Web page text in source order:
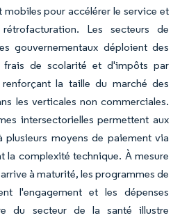
pour accélérer le service et
Les secteurs de
gouvernementaux déploient des
de scolarité et d'impôts par
la taille du marché des
les verticales non commerciales.
intersectorielles permettent aux
plusieurs moyens de paiement via
la complexité technique. À mesure
à maturité, les programmes de
l'engagement et les dépenses
du secteur de la santé illustre